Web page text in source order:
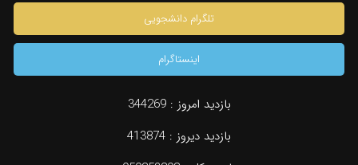
تلگرام دانشجویی
اینستاگرام
بازدید امروز :344269
بازدید دیروز : 413874